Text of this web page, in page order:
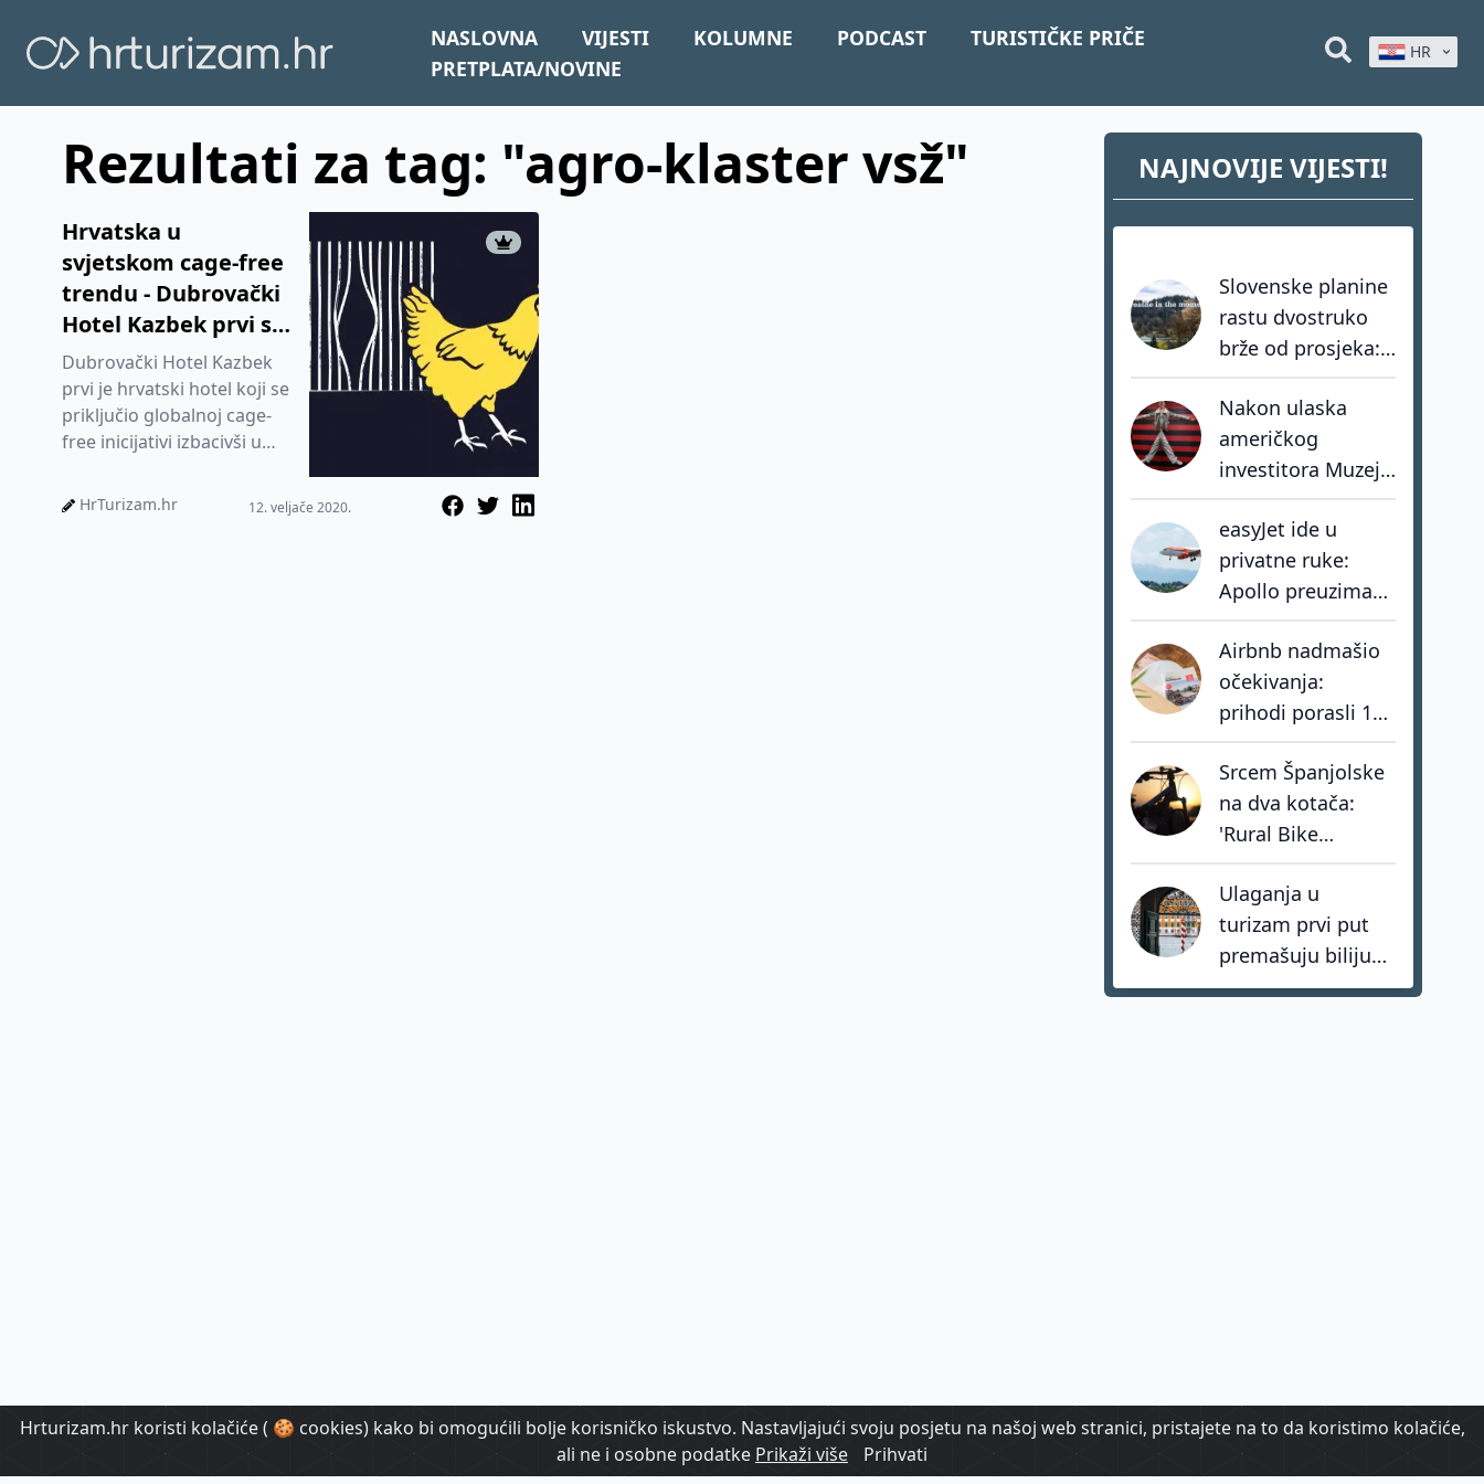
NASLOVNA VIJESTI KOLUMNE PODCAST
TURISTIČKE PRIČE
PRETPLATA/NOVINE
HR
Rezultati za tag: "agro-klaster vsž"
Hrvatska u
svjetskom cage-free
trendu - Dubrovački
Hotel Kazbek prvi se
priključio globalnoj
cage-free inicijativi
Dubrovački Hotel Kazbek
prvi je hrvatski hotel koji se
priključio globalnoj cage-
free inicijativi izbacivši u
nabave jaja ko...
HrTurizam.hr 12. veljače 2020.
NAJNOVIJE VIJESTI!
Slovenske planine
rastu dvostruko
brže od prosjeka:
coolcation je
samo dio priče
Nakon ulaska
američkog
investitora Muzej
Iluzija ubrzava
razvoj vlastite
mreže muzeja
easyJet ide u
privatne ruke:
Apollo preuzima
jednog od
najvećih europskih
low-cost
prijevoznika
Airbnb nadmašio
očekivanja:
prihodi porasli 17
posto, hoteli rastu
tri puta brže od
privatnog
smještaja
Srcem Španjolske
na dva kotača:
'Rural Bike
Conecta' spašava
sela kroz mit o
Don Quijoteu
Ulaganja u
turizam prvi put
premašuju bilijun
dolara: investitori
Hrturizam.hr koristi kolačiće ( 🍪 cookies) kako bi omogućili bolje korisničko iskustvo. Nastavljajući svoju posjetu na našoj web stranici, pristajete na to da koristimo kolačiće,
ali ne i osobne podatke Prikaži više Prihvati